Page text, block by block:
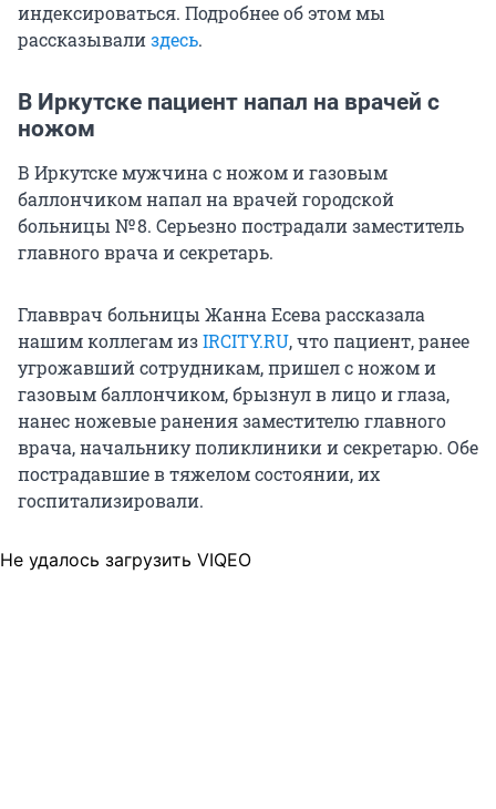
индексироваться. Подробнее об этом мы
рассказывализдесь.
В Иркутске пациент напал на врачей с
ножом
В Иркутске мужчина с ножом и газовым
баллончиком напал на врачей городской
больницы № 8. Серьезно пострадали заместитель
главного врача и секретарь.
Главврач больницы Жанна Есева рассказала
нашим коллегам изIRCITY.RU, что пациент, ранее
угрожавший сотрудникам, пришел с ножом и
газовым баллончиком, брызнул в лицо и глаза,
нанес ножевые ранения заместителю главного
врача, начальнику поликлиники и секретарю. Обе
пострадавшие в тяжелом состоянии, их
госпитализировали.
Не удалось загрузить VIQEO